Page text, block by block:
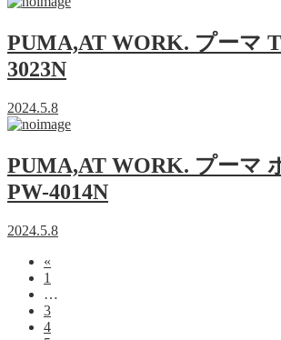
PUMA,AT WORK. プーマ
3023N
2024.5.8
PUMA,AT WORK. プーマ
PW-4014N
2024.5.8
«
1
…
3
4